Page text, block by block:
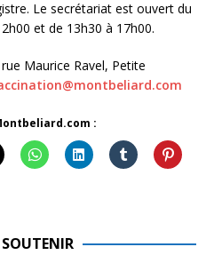
Le secrétariat est ouvert du
et de 13h30 à 17h00.
Maurice Ravel, Petite
: